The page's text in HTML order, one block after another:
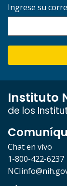
Ingrese su
Instituto
de los
Chat en vivo
1-800-422-6237